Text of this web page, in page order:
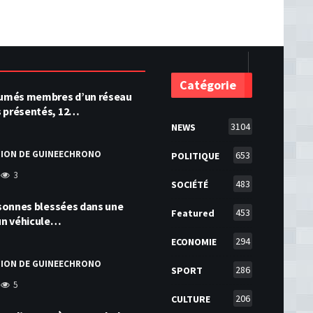
membres d’un réseau
présentés, 12…
DE GUINEECHRONO
3
blessées dans une
véhicule…
DE GUINEECHRONO
5
Catégorie
NEWS 3104
POLITIQUE 653
SOCIÉTÉ 483
Featured 453
ECONOMIE 294
SPORT 286
CULTURE 206